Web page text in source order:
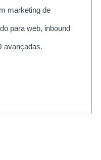
marketing de
para web, inbound
avançadas.